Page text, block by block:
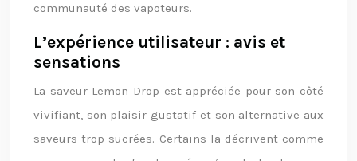
communauté des vapoteurs.
L’expérience utilisateur : avis et
sensations
La saveur Lemon Drop est appréciée pour son côté
vivifiant, son plaisir gustatif et son alternative aux
saveurs trop sucrées. Certains la décrivent comme